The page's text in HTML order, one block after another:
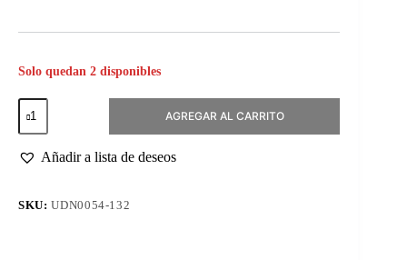
Solo quedan 2 disponibles
Esmalte
Permanente
#132
Summer
Fling
AGREGAR AL CARRITO
Añadir a lista de deseos
SKU:UDN0054-132